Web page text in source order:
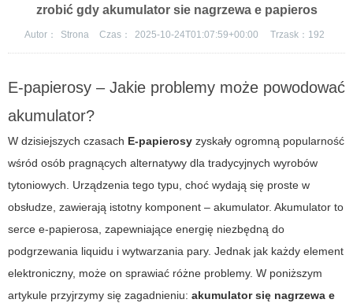
zrobić gdy akumulator sie nagrzewa e papieros
Autor： Strona Czas： 2025-10-24T01:07:59+00:00 Trzask： 192
E-papierosy – Jakie problemy może powodować
akumulator?
W dzisiejszych czasach E-papierosy zyskały ogromną popularność
wśród osób pragnących alternatywy dla tradycyjnych wyrobów
tytoniowych. Urządzenia tego typu, choć wydają się proste w
obsłudze, zawierają istotny komponent – akumulator. Akumulator to
serce e-papierosa, zapewniające energię niezbędną do
podgrzewania liquidu i wytwarzania pary. Jednak jak każdy element
elektroniczny, może on sprawiać różne problemy. W poniższym
artykule przyjrzymy się zagadnieniu: akumulator się nagrzewa e